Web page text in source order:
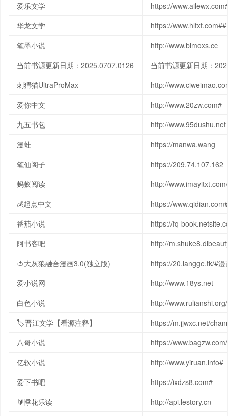
爱乐文学
https://
华龙文学
https://www.hltxt.com##
笔墨小说
http://www.bimoxs.cc
当前书源更新日期：2025.0707.0126
当前书源更新日期：
刺猬猫UltraProMax
http://
爱你中文
http://www.20zw.com#
九五书包
http://www.95dushu.net
漫蛙
https://manwa.wang
笔仙阁子
https://209.74.107.162
蚂蚁阅读
http://www.imayitxt.com/
💰起点中文
https://
番茄小说
https://fq-
阿书客吧
http://
🍅大灰狼融合漫画3.0(独立版)
https://20.langge.tk/#漫
爱小说网
http://www.18ys.net
白色小说
http://www.rulianshi.org/
🏷晋江文学【看源注释】
https://m.jjwxc.net/
八哥小说
https://www.bagzw.com/
亿软小说
http://www.yiruan.info#
爱下书吧
https://ixdzs8.com#
🔰悸花乐读
http://api.lestory.cn